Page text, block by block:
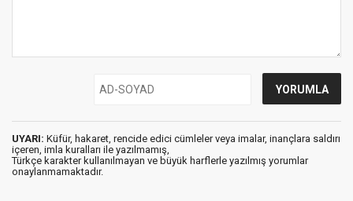
UYARI: Küfür, hakaret, rencide edici cümleler veya imalar, inançlara saldırı
içeren, imla kuralları ile yazılmamış,
Türkçe karakter kullanılmayan ve büyük harflerle yazılmış yorumlar
onaylanmamaktadır.